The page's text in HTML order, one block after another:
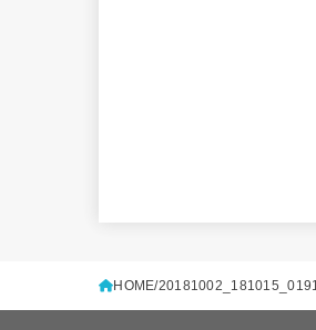
HOME 20181002_181015_0191